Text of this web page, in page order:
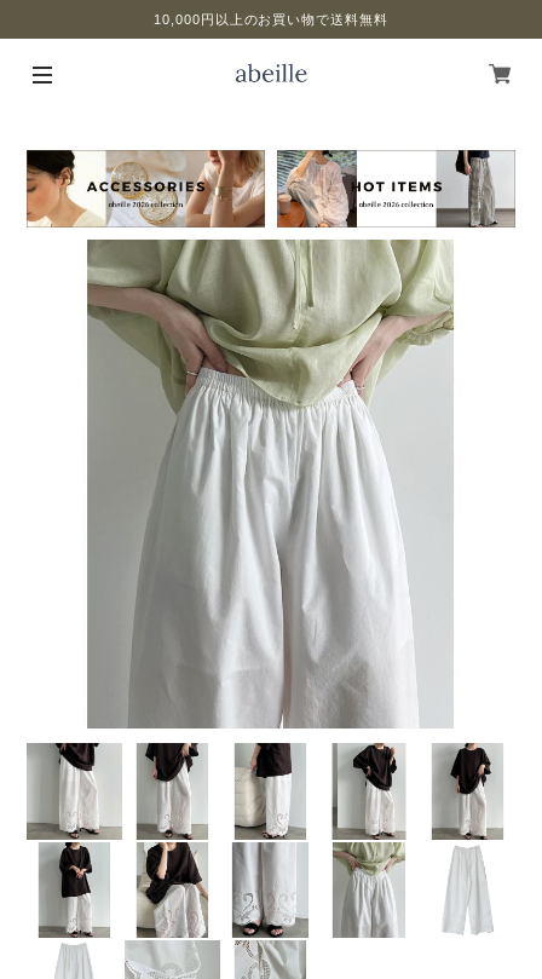
10,000円以上のお買い物で送料無料